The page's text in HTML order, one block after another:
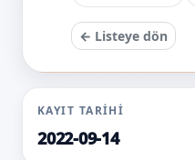
← Listeye dön
KAYIT TARIHI
2022-09-14